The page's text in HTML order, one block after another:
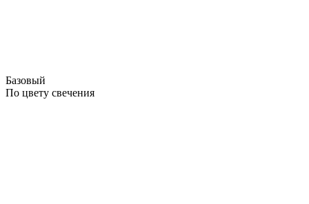
Базовый
По цвету свечения